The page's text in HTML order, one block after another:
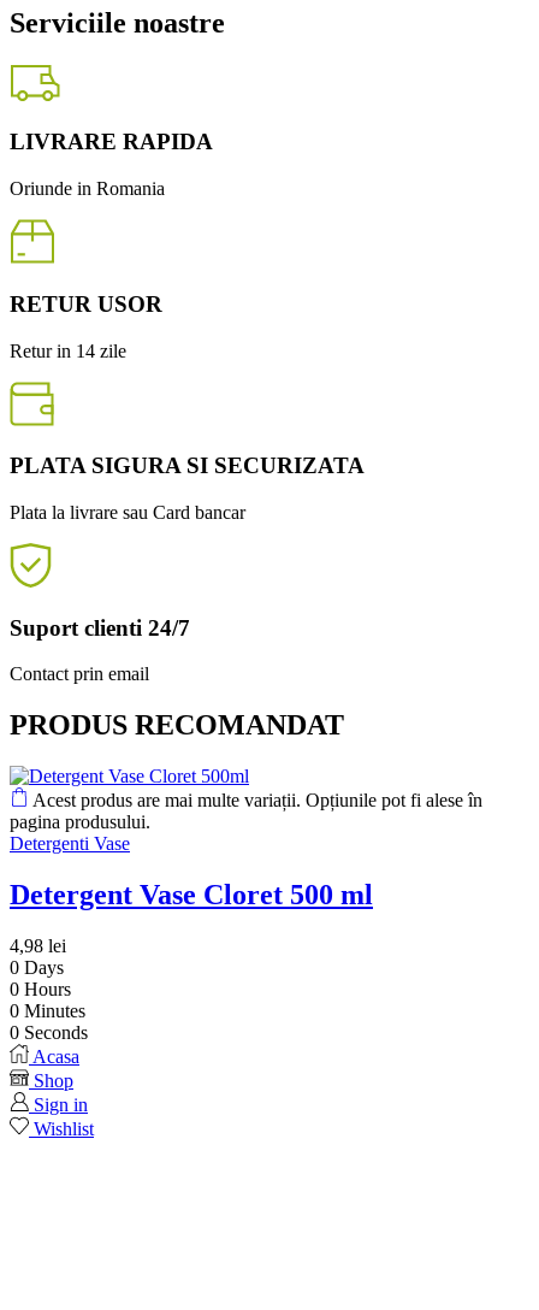
Serviciile noastre
LIVRARE RAPIDA
Oriunde in Romania
RETUR USOR
Retur in 14 zile
PLATA SIGURA SI SECURIZATA
Plata la livrare sau Card bancar
Suport clienti 24/7
Contact prin email
PRODUS RECOMANDAT
Acest produs are mai multe variații. Opțiunile pot fi alese în
pagina produsului.
Detergenti Vase
Detergent Vase Cloret 500 ml
4,98 lei
0 Days
0 Hours
0 Minutes
0 Seconds
Acasa
Shop
Sign in
Wishlist